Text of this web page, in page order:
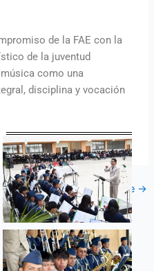
de la FAE con la
de la juventud
como una
disciplina y vocación
Entrada siguiente →